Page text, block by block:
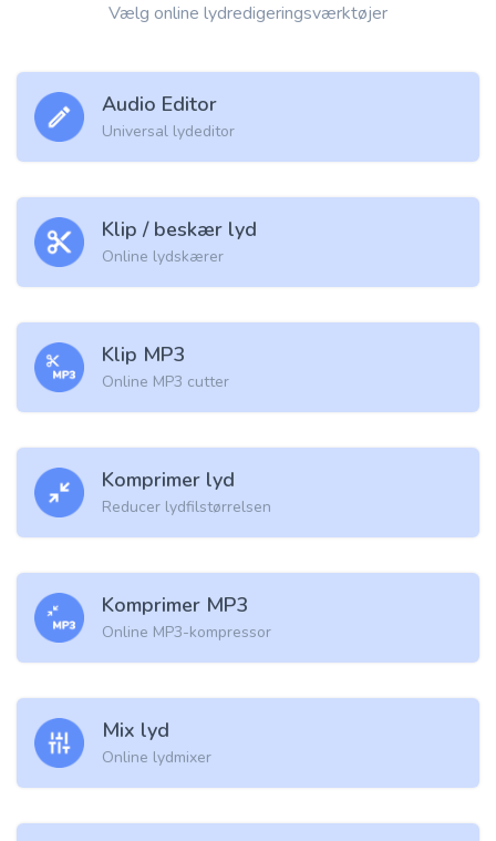
Vælg online lydredigeringsværktøjer
Audio Editor
Universal lydeditor
Klip / beskær lyd
Online lydskærer
Klip MP3
Online MP3 cutter
Komprimer lyd
Reducer lydfilstørrelsen
Komprimer MP3
Online MP3-kompressor
Mix lyd
Online lydmixer